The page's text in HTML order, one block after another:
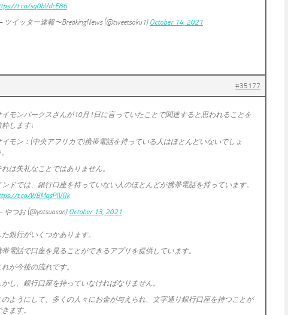
t.co/sq0bVdcE86
イッター速報〜BreakingNews (@tweetsoku1) October 14, 2021
#35177
イモンパークスさんが10月1日に言っていたことで関連すると思われることを
粋します↓
イモン：(中央アフリカで)携帯電話を持っている人はほとんどいないでしょ
れは失礼なことではありません。
ンドでは、銀行口座を持っていない人のほとんどが携帯電話を持っています。
t.co/WBMqsPlVRk
つお (@yatsuosan) October 13, 2021
た銀行がいくつかあります。
帯電話で口座を見ることができるアプリを提供しています。
れが今後の流れです。
かし、銀行口座を持っていなければなりません。
のようにして、多くの人々にお金が与えられ、文字通り銀行口座を持つことが
きます。